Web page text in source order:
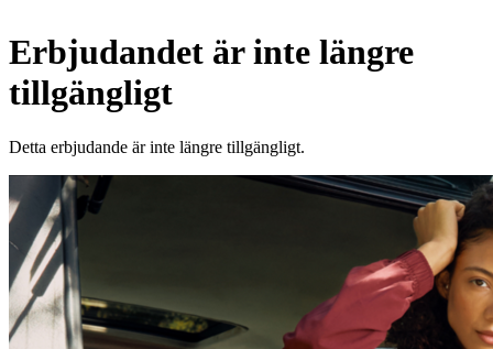
Erbjudandet är inte längre
tillgängligt
Detta erbjudande är inte längre tillgängligt.